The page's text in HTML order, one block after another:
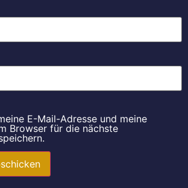
E-Mail-Adresse und meine
Browser für die nächste